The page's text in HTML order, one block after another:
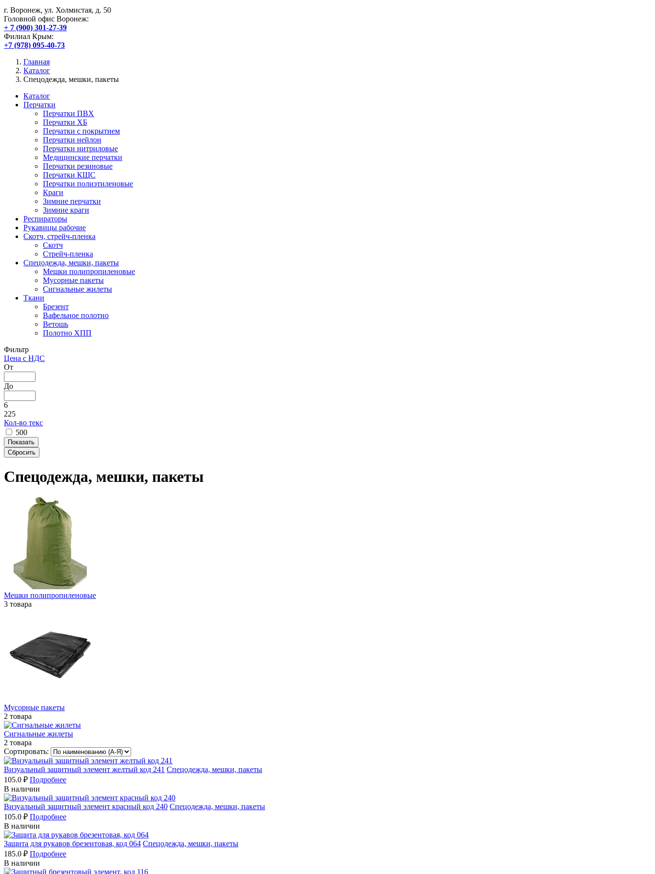
г. Воронеж, ул. Холмистая, д. 50
Головной офис Воронеж:
+ 7 (900) 301-27-39
Филиал Крым:
+7 (978) 095-40-73
Главная
Каталог
Спецодежда, мешки, пакеты
Каталог
Перчатки
Перчатки ПВХ
Перчатки ХБ
Перчатки с покрытием
Перчатки нейлон
Перчатки нитриловые
Медицинские перчатки
Перчатки резиновые
Перчатки КЩС
Перчатки полиэтиленовые
Краги
Зимние перчатки
Зимние краги
Респираторы
Рукавицы рабочие
Скотч, стрейч-пленка
Скотч
Стрейч-пленка
Спецодежда, мешки, пакеты
Мешки полипропиленовые
Мусорные пакеты
Сигнальные жилеты
Ткани
Брезент
Вафельное полотно
Ветошь
Полотно ХПП
Фильтр
Цена с НДС
От
До
6
225
Кол-во текс
500
Спецодежда, мешки, пакеты
Мешки полипропиленовые
3 товара
Мусорные пакеты
2 товара
Сигнальные жилеты
2 товара
Сортировать:
Визуальный защитный элемент желтый код 241 Спецодежда, мешки, пакеты
105.0 ₽ Подробнее
В наличии
Визуальный защитный элемент красный код 240 Спецодежда, мешки, пакеты
105.0 ₽ Подробнее
В наличии
Защита для рукавов брезентовая, код 064 Спецодежда, мешки, пакеты
185.0 ₽ Подробнее
В наличии